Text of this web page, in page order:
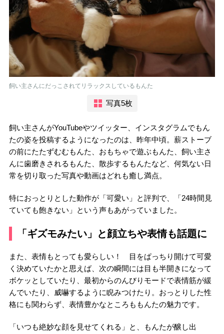
飼い主さんにだっこされてリラックスしているもんた
写真5枚
飼い主さんがYouTubeやツイッター、インスタグラムでもん
たの姿を投稿するようになったのは、昨年中頃。薪ストーブ
の前にたたずむむもんた、おもちゃで遊ぶもんた、飼い主さ
んに歯磨きされるもんた、散歩するもんたなど、何気ない日
常を切り取った写真や動画はどれも癒し満点。
特におっとりとした動作が「可愛い」と評判で、「24時間見
ていても飽きない」という声もあがっていました。
「ギズモみたい」と顔立ちや表情も話題に
また、表情もとっても愛らしい！ 目をぱっちり開けて可愛
く決めていたかと思えば、次の瞬間には目も半開きになって
ボケッとしていたり、最初からのんびりモードで表情筋が緩
んでいたり、威嚇するように睨みつけたり。おっとりした性
格にも関わらず、表情豊かなところももんたの魅力です。
「いつも絶妙な顔を見せてくれる」と、もんたが醸し出